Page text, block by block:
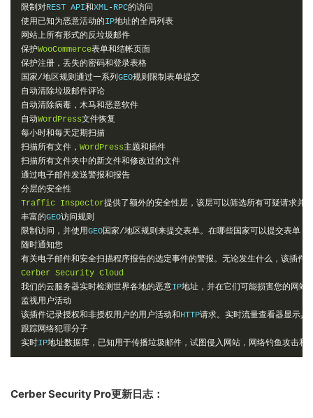
限制对REST API和XML-RPC的访问
使用已知为恶意活动的IP地址的全局列表
网站上所有形式的反垃圾邮件
保护WooCommerce表单和结帐页面
保护注册，丢失的密码和登录表格
国家/地区规则通过一系列GEO规则限制表单提交
自动清除垃圾邮件评论
自动清除病毒，木马和恶意软件
自动WordPress文件恢复
每小时和每天定期扫描
扫描所有文件， WordPress主题和插件
扫描所有文件夹中的新文件和修改过的文件
通过电子邮件发送警报和报告
分层的安全性
Traffic Inspector提供了额外的安全性层，该层可以筛选所有可疑请求并
丰富的GEO访问规则
限制访问，并使用GEO国家/地区规则来提交表单。在哪些国家可以提交表单，
随时通知您
有关电子邮件和安全扫描程序报告的选定事件的警报。无论发生什么，该插件
Cerber Security Cloud
我们的云服务器实时检测世界各地的恶意IP地址，并在它们可能损害您的网站
监视用户活动
该插件记录授权和非授权用户的用户活动和HTTP请求。实时流量查看器显示具
跟踪网络犯罪分子
实时IP地址数据库，已知用于传播垃圾邮件，试图侵入网站，网络钓鱼攻击和
Cerber Security Pro更新日志：